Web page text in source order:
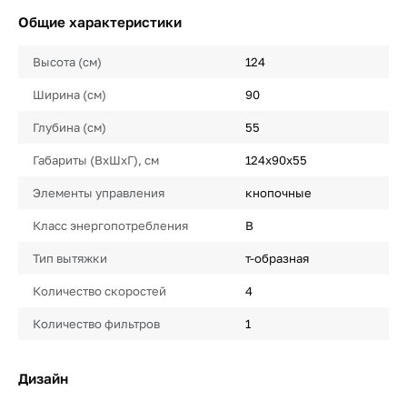
Общие характеристики
Высота (см) 124
Ширина (см) 90
Глубина (см) 55
Габариты (ВхШхГ), см 124х90х55
Элементы управления кнопочные
Класс энергопотребления B
Тип вытяжки т-образная
Количество скоростей 4
Количество фильтров 1
Дизайн